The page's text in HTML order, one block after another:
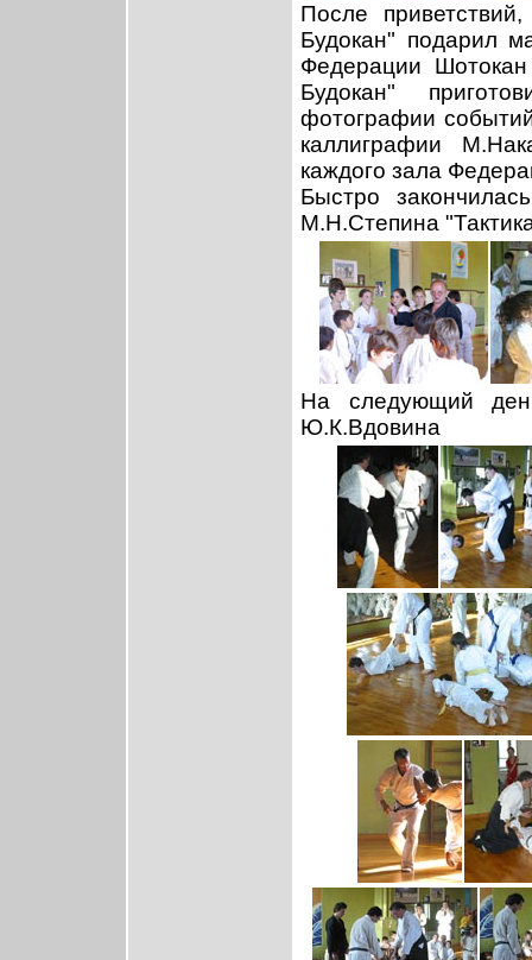
После
Будокан" подарил
Федерации Шотокан
Будокан"
фотографии
каллиграфии
каждого зала
Быстро
М.Н.Степина
На следующий
Ю.К.Вдовина